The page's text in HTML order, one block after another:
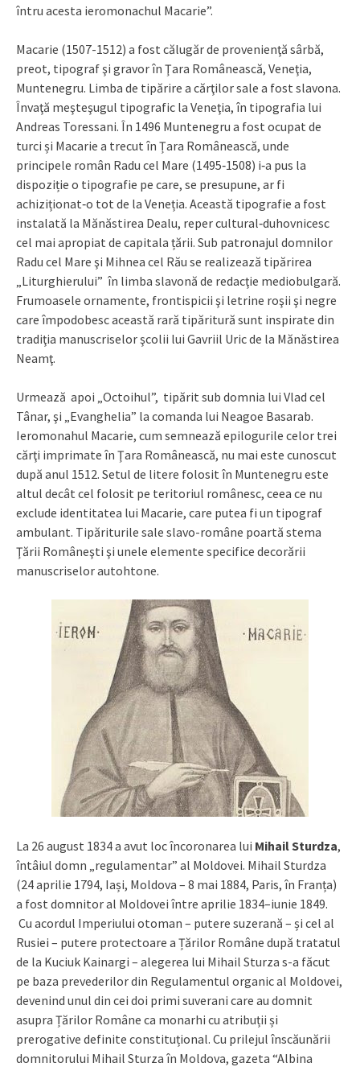
întru acesta ieromonachul Macarie”.
Macarie (1507-1512) a fost călugăr de provenienţă sârbă,
preot, tipograf şi gravor în Ţara Românească, Veneţia,
Muntenegru. Limba de tipărire a cărţilor sale a fost slavona.
Învaţă meşteşugul tipografic la Veneţia, în tipografia lui
Andreas Toressani. În 1496 Muntenegru a fost ocupat de
turci și Macarie a trecut în Țara Românească, unde
principele român Radu cel Mare (1495‑1508) i‑a pus la
dispoziție o tipografie pe care, se presupune, ar fi
achiziționat‑o tot de la Veneția. Această tipografie a fost
instalată la Mănăstirea Dealu, reper cultural‑duhovnicesc
cel mai apropiat de capitala țării. Sub patronajul domnilor
Radu cel Mare şi Mihnea cel Rău se realizează tipărirea
„Liturghierului” în limba slavonă de redacţie mediobulgară.
Frumoasele ornamente, frontispicii şi letrine roşii şi negre
care împodobesc această rară tipăritură sunt inspirate din
tradiţia manuscriselor şcolii lui Gavriil Uric de la Mănăstirea
Neamţ.
Urmează apoi „Octoihul”, tipărit sub domnia lui Vlad cel
Tânar, şi „Evanghelia” la comanda lui Neagoe Basarab.
Ieromonahul Macarie, cum semnează epilogurile celor trei
cărţi imprimate în Ţara Românească, nu mai este cunoscut
după anul 1512. Setul de litere folosit în Muntenegru este
altul decât cel folosit pe teritoriul românesc, ceea ce nu
exclude identitatea lui Macarie, care putea fi un tipograf
ambulant. Tipăriturile sale slavo-române poartă stema
Ţării Româneşti şi unele elemente specifice decorării
manuscriselor autohtone.
La 26 august 1834 a avut loc încoronarea lui Mihail Sturdza,
întâiul domn „regulamentar” al Moldovei. Mihail Sturdza
(24 aprilie 1794, Iași, Moldova – 8 mai 1884, Paris, în Franța)
a fost domnitor al Moldovei între aprilie 1834–iunie 1849.
Cu acordul Imperiului otoman – putere suzerană – și cel al
Rusiei – putere protectoare a Țărilor Române după tratatul
de la Kuciuk Kainargi – alegerea lui Mihail Sturza s-a făcut
pe baza prevederilor din Regulamentul organic al Moldovei,
devenind unul din cei doi primi suverani care au domnit
asupra Țărilor Române ca monarhi cu atribuții și
prerogative definite constituțional. Cu prilejul înscăunării
domnitorului Mihail Sturza în Moldova, gazeta “Albina